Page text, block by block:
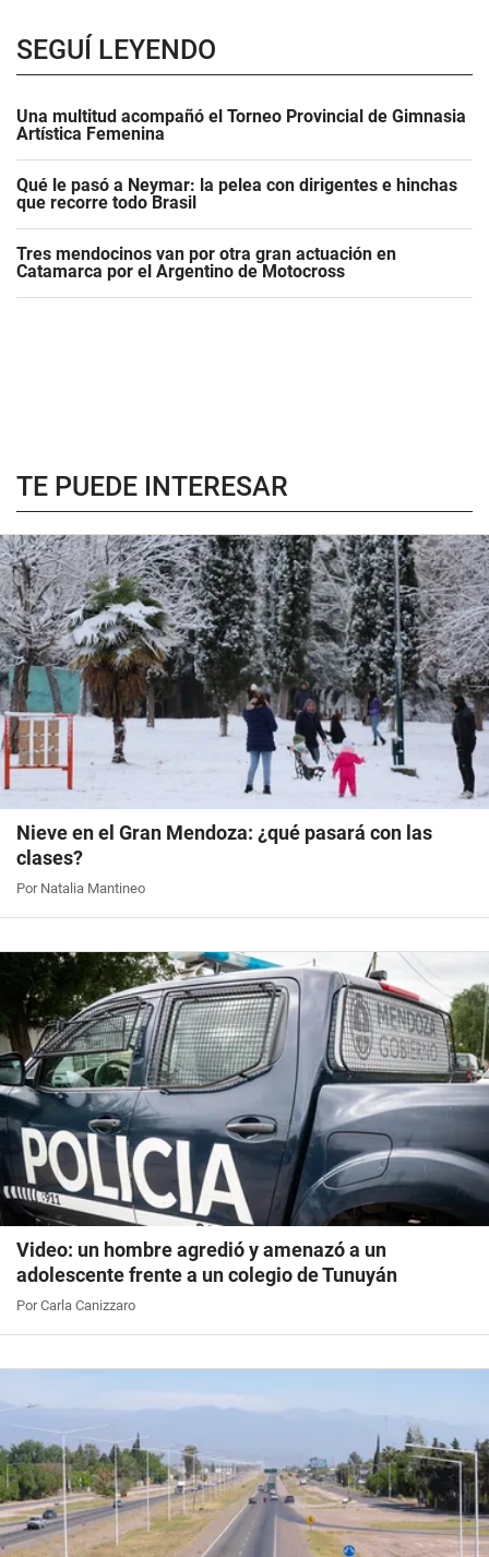
SEGUÍ LEYENDO
Una multitud acompañó el Torneo Provincial de Gimnasia
Artística Femenina
Qué le pasó a Neymar: la pelea con dirigentes e hinchas
que recorre todo Brasil
Tres mendocinos van por otra gran actuación en
Catamarca por el Argentino de Motocross
TE PUEDE INTERESAR
Nieve en el Gran Mendoza: ¿qué pasará con las
clases?
Por Natalia Mantineo
Video: un hombre agredió y amenazó a un
adolescente frente a un colegio de Tunuyán
Por Carla Canizzaro